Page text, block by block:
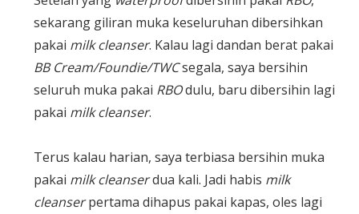
sekarang giliran muka keseluruhan dibersihkan
pakai milk cleanser. Kalau lagi dandan berat pakai
BB Cream/Foundie/TWCsegala, saya bersihin
seluruh muka pakai RBOdulu, baru dibersihin lagi
pakai milk cleanser.
Terus kalau harian, saya terbiasa bersihin muka
pakai milk cleanserdua kali. Jadi habis milk
cleanserpertama dihapus pakai kapas, oles lagi